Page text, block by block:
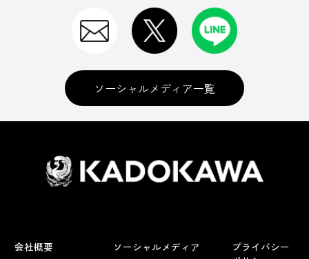
ソーシャルメディア一覧
会社概要 ソーシャルメディア
プライバシー